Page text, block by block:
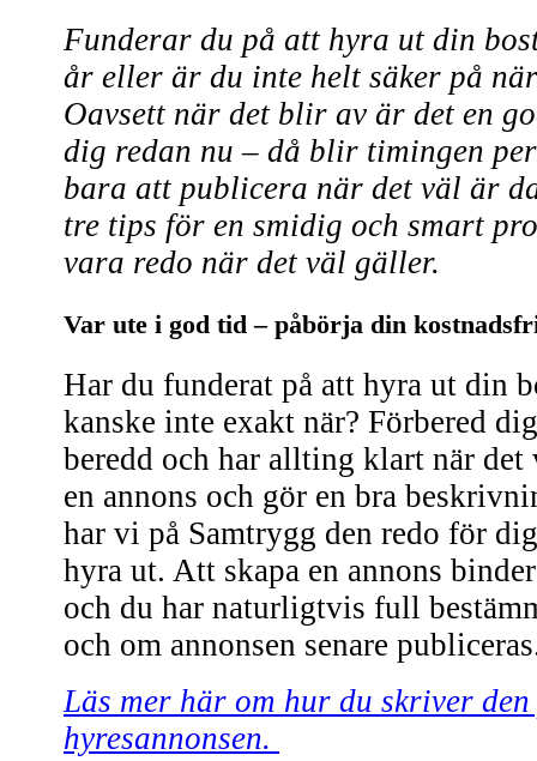
Funderar du på att hyra ut din
år eller är du inte helt säker på
Oavsett när det blir av är det en
dig redan nu – då blir timingen
bara att publicera när det väl är
tre tips för en smidig och smart
vara redo när det väl gäller.
Var ute i god tid – påbörja din
Har du funderat på att hyra ut din
kanske inte exakt när? Förbered
beredd och har allting klart när det
en annons och gör en bra
har vi på Samtrygg den redo för
hyra ut. Att skapa en annons
och du har naturligtvis full
och om annonsen senare
Läs mer här om hur du skriver
hyresannonsen.